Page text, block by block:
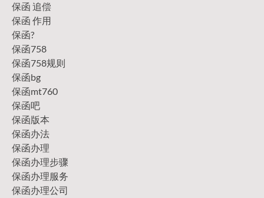
保函 追偿
保函 作用
保函?
保函758
保函758规则
保函bg
保函mt760
保函吧
保函版本
保函办法
保函办理
保函办理步骤
保函办理服务
保函办理公司